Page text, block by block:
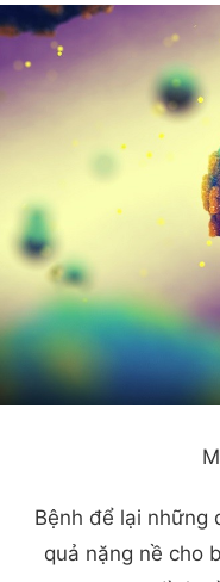
Bệnh để lại những
quả nặng nề cho